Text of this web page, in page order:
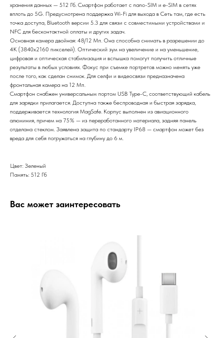
хранения данных — 512 Гб. Смартфон работает с nano-SIM и e-SIM в сетях
вплоть до 5G. Предусмотрена поддержка Wi-Fi для выхода в Сеть там, где есть
точка доступа, Bluetooth версии 5.3 для связи с совместимыми устройствами и
NFC для бесконтактной оплаты и других задач.
Основная камера двойная: 48/12 Мп. Она способна снимать в разрешении до
4К (3840x2160 пикселей). Оптический зум на увеличение и на уменьшение,
цифровая и оптическая стабилизация и вспышка помогут получить отличные
результаты в любых условиях. Фокус при съемке портретов можно менять уже
после того, как сделан снимок. Для селфи и видеосвязи предназначена
фронтальная камера на 12 Мп.
Смартфон снабжен универсальным портом USB Type-C, соответствующий кабель
для зарядки прилагается. Доступна также беспроводная и быстрая зарядка,
поддерживается технология MagSafe. Корпус выполнен из авиационного
алюминия, причем на 75% — из переработанного материала, задняя панель
отделана стеклом. Заявлена защита по стандарту IP68 — смартфон может без
вреда для себя погружаться на глубину до 6 м.
Цвет: Зеленый
Память: 512 Гб
Вас может заинтересовать